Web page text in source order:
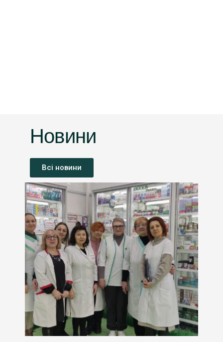
Новини
Всі новини